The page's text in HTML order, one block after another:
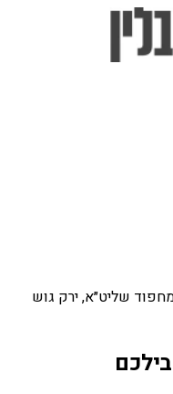
שליט״א, ירק גוש